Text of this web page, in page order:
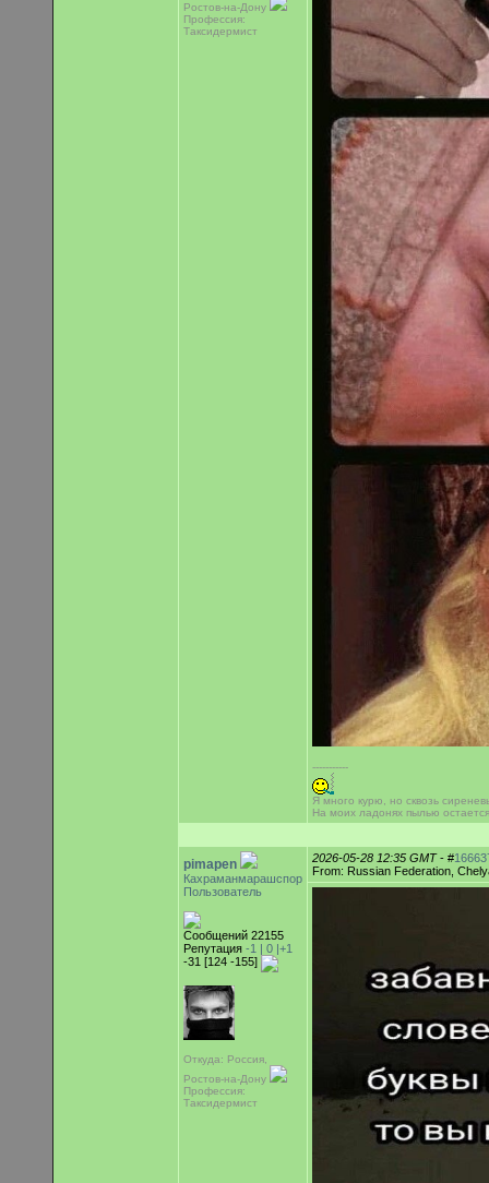
Ростов-на-Дону
Профессия:
Таксидермист
-----------
Я много курю, но сквозь
На моих ладонях пылью
pimapen
Кахраманмарашспор
Пользователь
Сообщений 22155
Репутация -1 | 0 |+1
-31 [124 -155]
Откуда: Россия,
Ростов-на-Дону
Профессия:
Таксидермист
2026-05-28 12:35 GMT- #
From: Russian Federation,